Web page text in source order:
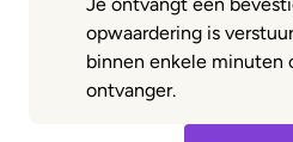
opwaardering is
binnen enkele minuten
ontvanger.